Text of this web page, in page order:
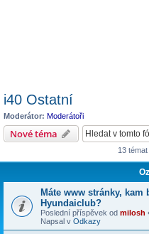
i40 Ostatní
Moderátor: Moderátoři
Nové téma
13
Máte www stránky,
Hyundaiclub?
Poslední příspěvek od milosh
Napsal v Odkazy